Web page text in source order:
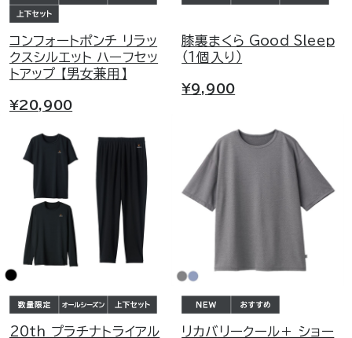
コンフォートポンチ リラッ
クスシルエット ハーフセッ
トアップ 【男女兼用】
¥20,900
膝裏まくら Good Sleep
（1個入り）
¥9,900
20th プラチナトライアル
リカバリークール＋ ショー